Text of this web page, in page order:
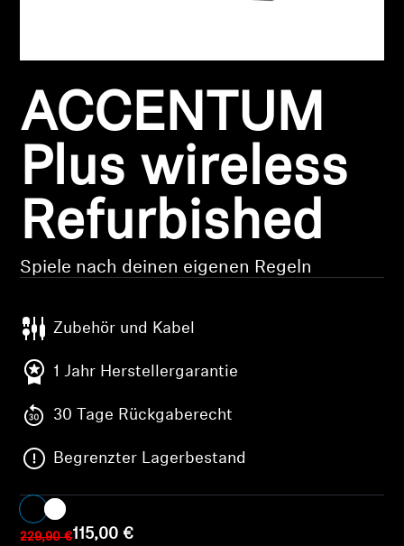
Hearing
Hearing
TV-Kopfhörer
Soundbars
AMBEO Soundbars und Subs
AMBEO entdecken
AMBEO Ersatzteile & Zubehör
ACCENTUM
Plus wireless
Refurbished
Spiele nach deinen eigenen Regeln
Zubehör und Kabel
1 Jahr Herstellergarantie
30 Tage Rückgaberecht
Begrenzter Lagerbestand
229,90 €115,00 €